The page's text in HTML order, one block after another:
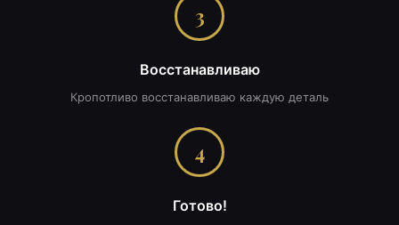
3
Восстанавливаю
Кропотливо восстанавливаю каждую деталь
4
Готово!